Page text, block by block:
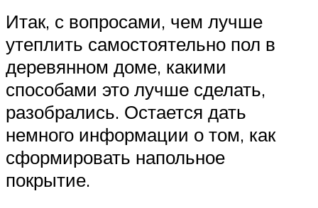
Итак, с вопросами, чем лучше
утеплить самостоятельно пол в
деревянном доме, какими
способами это лучше сделать,
разобрались. Остается дать
немного информации о том, как
сформировать напольное
покрытие.